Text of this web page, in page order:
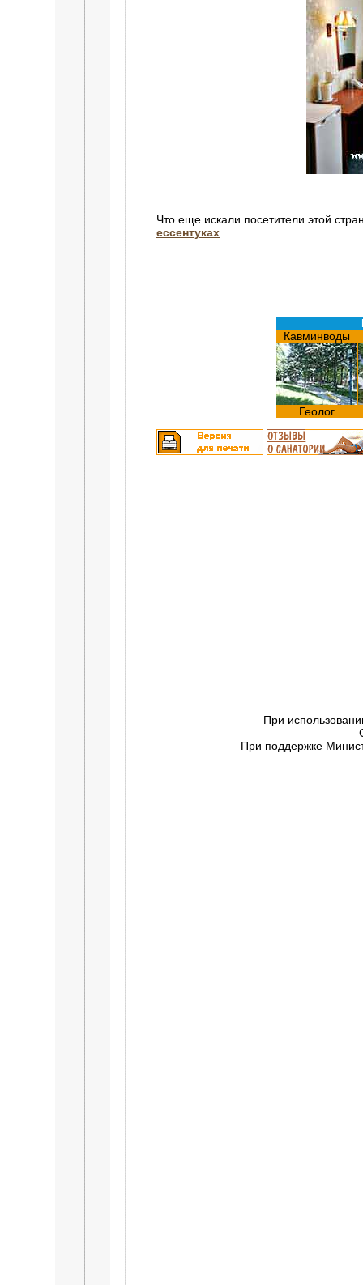
Что еще искали посетители этой
ессентуках
Кавминводы
Геолог
При
При поддержке